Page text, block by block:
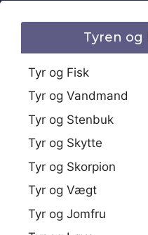
Tyren
Tyr og Fisk
Tyr og Vandmand
Tyr og Stenbuk
Tyr og Skytte
Tyr og Skorpion
Tyr og Vægt
Tyr og Jomfru